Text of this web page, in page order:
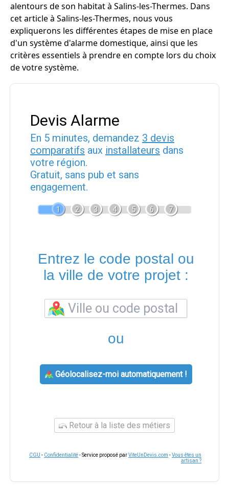
alentours de son habitat à Salins-les-Thermes. Dans
cet article à Salins-les-Thermes, nous vous
expliquerons les différentes étapes de mise en place
d'un système d'alarme domestique, ainsi que les
critères essentiels à prendre en compte lors du choix
de votre système.
Devis Alarme
En 5 minutes, demandez 3 devis
comparatifs aux installateurs dans
votre région.
Gratuit, sans pub et sans
engagement.
1 2 3 4 5 6 7
Entrez le code postal ou
la ville de votre projet :
ou
Géolocalisez-moi automatiquement !
Retour à la liste des métiers
CGU - Confidentialité- Service proposé parViteUnDevis.com -Vous êtes un
artisan ?